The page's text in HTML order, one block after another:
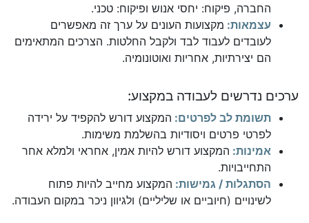
החברה, פיקוח: יחסי אנוש ופיקוח: טכני.
עצמאות: מקצועות העונים על ערך זה מאפשרים
לעובדים לעבוד לבד ולקבל החלטות. הצרכים המתאימים
הם יצירתיות, אחריות ואוטונומיה.
ערכים נדרשים לעבודה במקצוע:
תשומת לב לפרטים: המקצוע דורש להקפיד על ירידה
לפרטי פרטים ויסודיות בהשלמת משימות.
אמינות: המקצוע דורש להיות אמין, אחראי ולמלא אחר
התחייבויות.
הסתגלות / גמישות: המקצוע מחייב להיות פתוח
לשינויים (חיוביים או שליליים) ולגיוון ניכר במקום העבודה.